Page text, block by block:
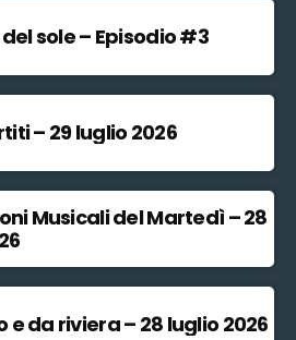
sole – Episodio #3
– 29 luglio 2026
Musicali del Martedì – 28
e da riviera – 28 luglio 2026